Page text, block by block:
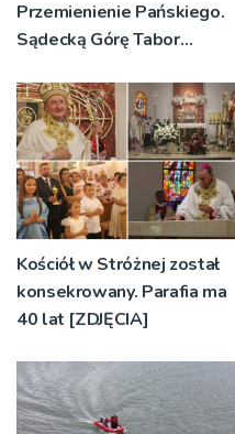
Przemienienie Pańskiego.
Sądecką Górę Tabor
pielgrzymów
Kościół w Stróżnej został
konsekrowany. Parafia ma
40 lat [ZDJĘCIA]